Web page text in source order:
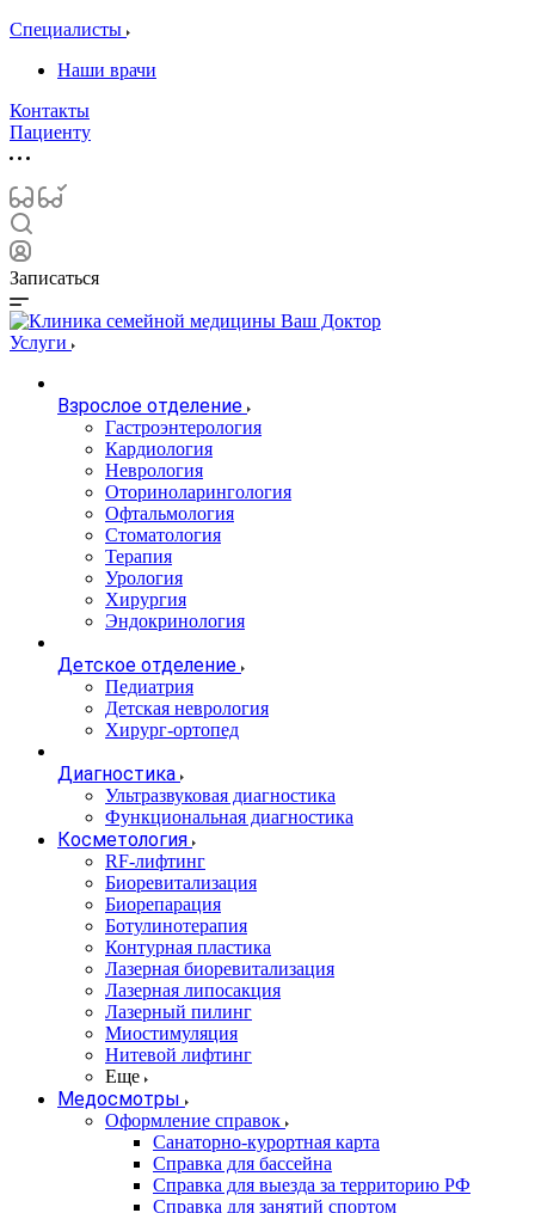
Специалисты
Наши врачи
Контакты
Пациенту
Записаться
Услуги
Взрослое отделение
Гастроэнтерология
Кардиология
Неврология
Оториноларингология
Офтальмология
Стоматология
Терапия
Урология
Хирургия
Эндокринология
Детское отделение
Педиатрия
Детская неврология
Хирург-ортопед
Диагностика
Ультразвуковая диагностика
Функциональная диагностика
Косметология
RF-лифтинг
Биоревитализация
Биорепарация
Ботулинотерапия
Контурная пластика
Лазерная биоревитализация
Лазерная липосакция
Лазерный пилинг
Миостимуляция
Нитевой лифтинг
Еще
Медосмотры
Оформление справок
Санаторно-курортная карта
Справка для бассейна
Справка для выезда за территорию РФ
Справка для занятий спортом